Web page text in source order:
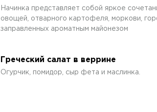
Начинка представляет собой яркое
овощей, отварного картофеля, моркови,
заправленных ароматным майонезом
Греческий салат в веррине
Огурчик, помидор, сыр фета и маслинка.